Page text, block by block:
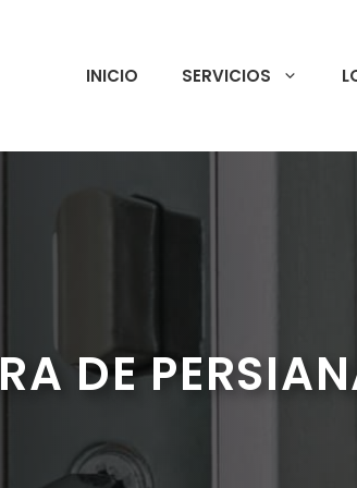
INICIO SERVICIOS
DE